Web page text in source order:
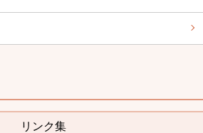
リンク集